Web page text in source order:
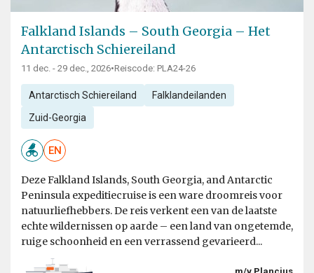
Falkland Islands – South Georgia – Het
Antarctisch Schiereiland
11 dec. - 29 dec., 2026•Reiscode: PLA24-26
Antarctisch Schiereiland Falklandeilanden
Zuid-Georgia
EN
Deze Falkland Islands, South Georgia, and Antarctic
Peninsula expeditiecruise is een ware droomreis voor
natuurliefhebbers. De reis verkent een van de laatste
echte wildernissen op aarde – een land van ongetemde,
ruige schoonheid en een verrassend gevarieerd...